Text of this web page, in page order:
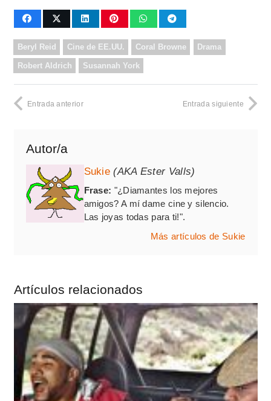
Beryl Reid Cine de EE.UU. Coral Browne Drama
Robert Aldrich Susannah York
Entrada anterior Entrada siguiente
Autor/a
Sukie (AKA Ester Valls)
Frase: "¿Diamantes los mejores
amigos? A mí dame cine y silencio.
Las joyas todas para ti!".
Más artículos de Sukie
Artículos relacionados